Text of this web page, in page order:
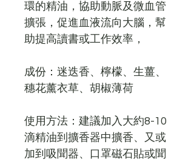
環的精油 ，協助動脈及微血管
擴張，促進血液流向大腦，幫
助提高讀書或工作效率，
成份：迷迭香、檸檬、生薑、
穗花薰衣草、胡椒薄荷
使用方法：建議加入大約8-10
滴精油到擴香器中擴香、又或
加到吸聞器、口罩磁石貼或聞